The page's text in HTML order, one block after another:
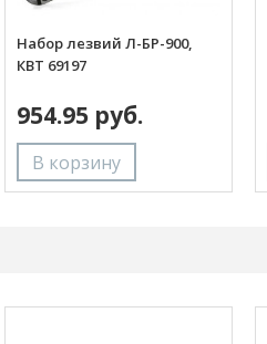
Набор лезвий Л-БР-900,
КВТ 69197
954.95 руб.